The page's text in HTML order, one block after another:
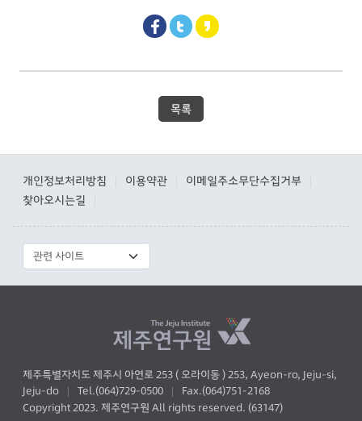
목록
개인정보처리방침 이용약관 이메일주소무단수집거부
찾아오시는길
제주특별자치도 제주시 아연로 253 ( 오라이동 ) 253, Ayeon-ro, Jeju-si,
Jeju-do
Tel.(064)729-0500
Fax.(064)751-2168
Copyright 2023. 제주연구원 All rights reserved. (63147)